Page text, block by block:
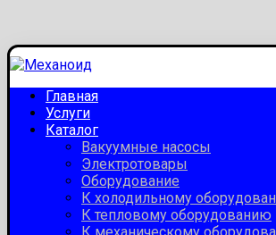
Главная
Услуги
Каталог
Вакуумные насосы
Электротовары
Оборудование
К холодильному
К тепловому оборудованию